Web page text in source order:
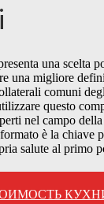
una scelta
una migliore
comuni
questo
nel campo
è la chiave
salute al primo